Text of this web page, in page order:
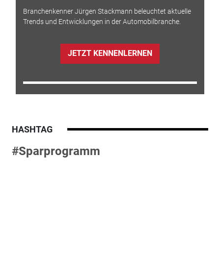
Branchenkenner Jürgen Stackmann beleuchtet aktuelle
Trends und Entwicklungen in der Automobilbranche.
JETZT KENNENLERNEN
HASHTAG
#Sparprogramm